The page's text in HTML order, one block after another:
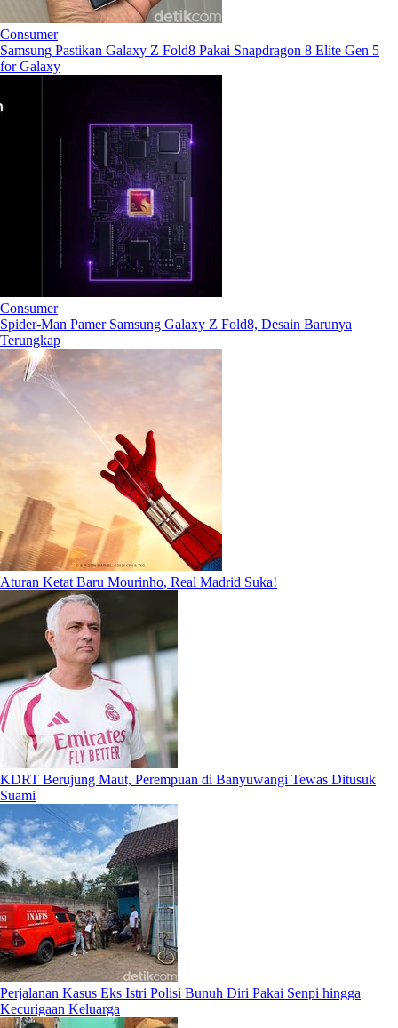
Consumer
Samsung Pastikan Galaxy Z Fold8 Pakai Snapdragon 8 Elite Gen 5
for Galaxy
Consumer
Spider-Man Pamer Samsung Galaxy Z Fold8, Desain Barunya
Terungkap
Aturan Ketat Baru Mourinho, Real Madrid Suka!
KDRT Berujung Maut, Perempuan di Banyuwangi Tewas Ditusuk
Suami
Perjalanan Kasus Eks Istri Polisi Bunuh Diri Pakai Senpi hingga
Kecurigaan Keluarga